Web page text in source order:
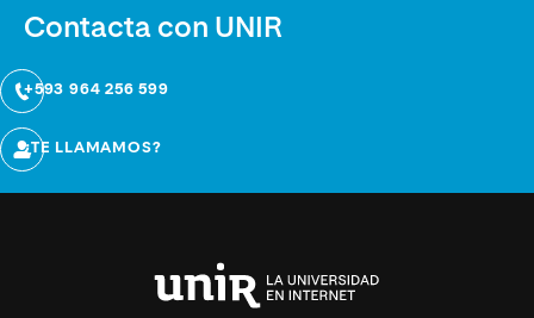
Contacta con UNIR
+593 964 256 599
¿TE LLAMAMOS?